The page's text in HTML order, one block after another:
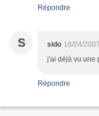
Répondre
S sido 16/04/
j'ai déjà vu une
Répondre